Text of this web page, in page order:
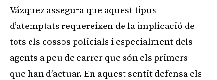
Vázquez assegura que aquest tipus
d’atemptats requereixen de la implicació de
tots els cossos policials i especialment dels
agents a peu de carrer que són els primers
que han d’actuar. En aquest sentit defensa els